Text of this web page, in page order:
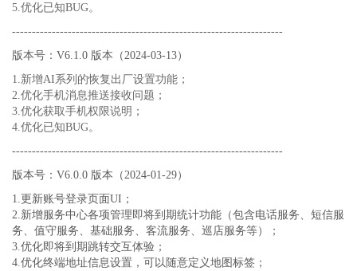
5.优化已知BUG。
--------------------------------------------------------------------
版本号：V6.1.0 版本（2024-03-13）
1.新增AI系列的恢复出厂设置功能；
2.优化手机消息推送接收问题；
3.优化获取手机权限说明；
4.优化已知BUG。
--------------------------------------------------------------------
版本号：V6.0.0 版本（2024-01-29）
1.更新账号登录页面UI；
2.新增服务中心各项管理即将到期统计功能（包含电话服务、短信服
务、值守服务、基础服务、客流服务、巡店服务等）；
3.优化即将到期跳转交互体验；
4.优化终端地址信息设置，可以随意定义地图标签；